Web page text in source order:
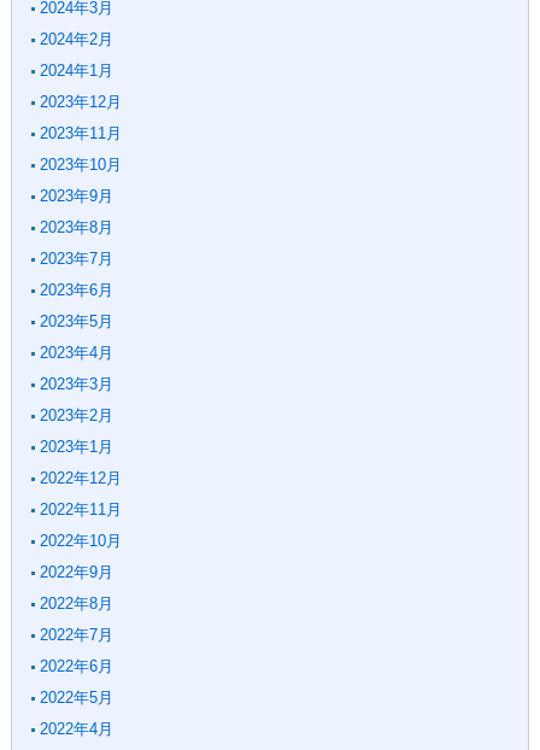
2024年3月
2024年2月
2024年1月
2023年12月
2023年11月
2023年10月
2023年9月
2023年8月
2023年7月
2023年6月
2023年5月
2023年4月
2023年3月
2023年2月
2023年1月
2022年12月
2022年11月
2022年10月
2022年9月
2022年8月
2022年7月
2022年6月
2022年5月
2022年4月